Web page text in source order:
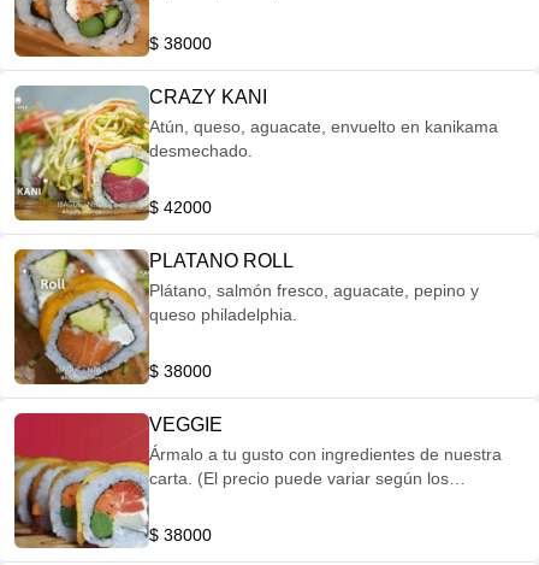
$ 38000
CRAZY KANI
Atún, queso, aguacate, envuelto en kanikama
desmechado.
$ 42000
PLATANO ROLL
Plátano, salmón fresco, aguacate, pepino y
queso philadelphia.
$ 38000
VEGGIE
Ármalo a tu gusto con ingredientes de nuestra
carta. (El precio puede variar según los
$ 38000